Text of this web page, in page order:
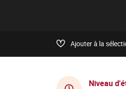
Ajouter à la
Niveau